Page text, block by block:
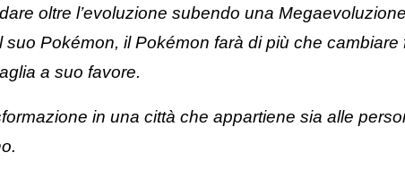
oltre l’evoluzione subendo una
Pokémon, il Pokémon farà di più che
a suo favore.
in una città che appartiene sia alle